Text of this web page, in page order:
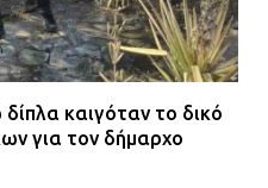
καιγόταν το δικό
για τον δήμαρχο